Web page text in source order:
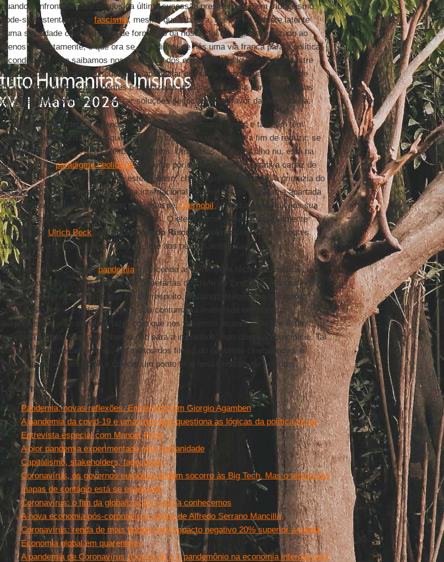
quando confrontada com os idos da última sucessão presidencial. Sem triunfalismo,
pode-se sustentar que o fascismo, mesmo que tabajara, apesar de sempre latente
numa sociedade com a história de formação da nossa, foi um risco exorcizado ao
menos imediatamente, e que ora se abre diante de nós uma via franca para a política,
à condição de que saibamos nos desatrelar dos erros que nos levaram ao desastre
que aí está. Sobretudo se soubermos aproveitar dos bons ventos que nos vêm de
fora, e dar sequência às recentes e benfazejas práticas de alguns partidos e várias
personalidades políticas em buscar soluções negociadas em favor da democracia.
A tragédia dapandemiaque nos assola e ao mundo, como tantos e tão bem têm
registrado, induz à mudança que leve a um combate sem tréguas a fim de reduzir, se
possível erradicar, os seus efeitos macabros. Uma delas, visível a olho nu, está na
destituição doparadigma neoliberal, influente por décadas, como narrativa capaz de
explicar e reger a vida social. Na esteira disso, chega igualmente ao fim a primazia do
Estado-nação na ordenação da cena internacional, nenhum deles é uma ilha apartada
dos demais, o regime dos ventos que vinha deChernobil conduzia pelas nuvens sua
carga tóxica aos distantes países nórdicos. O efeito bumerangue, magistralmente
descrito por Ulrich Beck, emSociologia do Risco, mantém países ricos e pobres
atados ao mesmo destino no que se refere aos perigos ambientais.
Entre nós, a luta contra apandemiatranscende as dimensões técnico-científicas em
razão, como sabido, das convicções temerárias do chefe do Executivo e do seu
obtuso desconhecimento do que lhe diz respeito, incidindo diretamente na agenda
política. Seu reino é o do absurdo, e sua contumácia inveterada em alardear
despropósitos – a vacina vai fazer com que nos tornemos jacarés – parece estar
orientada em conduzir seu rebanho não para a imunidade, mas direto ao precipício. Tal
como se dizia, décadas atrás, em muitos dos filmes do nascente cinema novo, é
preciso fazer alguma coisa e colocar um ponto final nessa história de horrores.
Leia mais
Pandemia, novas reflexões. Entrevista com Giorgio Agamben
A pandemia da covid-19 e uma crise que questiona as lógicas da política fiscal.
Entrevista especial com Manoel Pires
A pior pandemia experimentada pela humanidade
Capitalismo, stakeholders, fagocitose
Coronavírus, os governos europeus pedem socorro às Big Tech. Mas o tempo dos
mapas de contágio está se esgotando
Coronavírus: o fim da globalização como a conhecemos
A nova economia pós-coronavírus. Artigo de Alfredo Serrano Mancilla
Coronavírus: renda de mais pobres terá impacto negativo 20% superior à média
Economia global em quarentena
A pandemia de Coronavírus (Covid-19) e o pandemônio na economia internacional